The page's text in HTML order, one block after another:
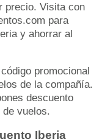
precio. Visita con
para
y ahorrar al
promocional
de la compañía.
descuento
vuelos.
Iberia